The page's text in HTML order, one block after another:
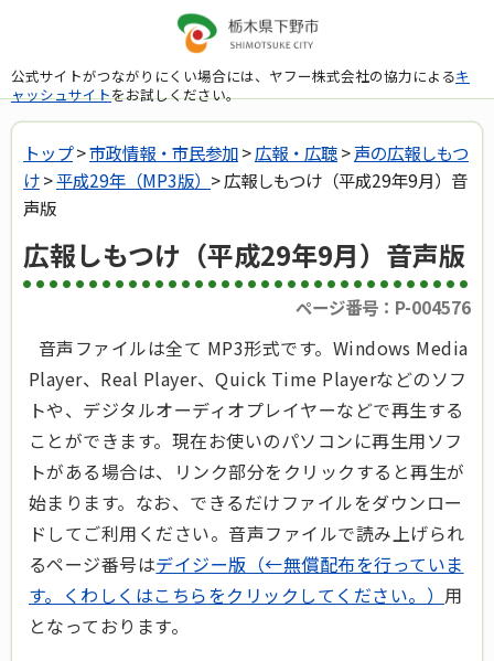
公式サイトがつながりにくい場合には、ヤフー株式会社の協力によるキ
ャッシュサイトをお試しください。
トップ>市政情報・市民参加>広報・広聴>声の広報しもつ
け>平成29年（MP3版） > 広報しもつけ（平成29年9月）音
声版
広報しもつけ（平成29年9月）音声版
ページ番号：P-004576
音声ファイルは全て MP3形式です。Windows Media
Player、Real Player、Quick Time Playerなどのソフ
トや、デジタルオーディオプレイヤーなどで再生する
ことができます。現在お使いのパソコンに再生用ソフ
トがある場合は、リンク部分をクリックすると再生が
始まります。なお、できるだけファイルをダウンロー
ドしてご利用ください。音声ファイルで読み上げられ
るページ番号はデイジー版（←無償配布を行っていま
す。くわしくはこちらをクリックしてください。） 用
となっております。